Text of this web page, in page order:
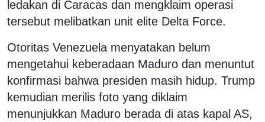
ledakan di Caracas dan mengklaim operasi
tersebut melibatkan unit elite Delta Force.
Otoritas Venezuela menyatakan belum
mengetahui keberadaan Maduro dan menuntut
konfirmasi bahwa presiden masih hidup. Trump
kemudian merilis foto yang diklaim
menunjukkan Maduro berada di atas kapal AS,